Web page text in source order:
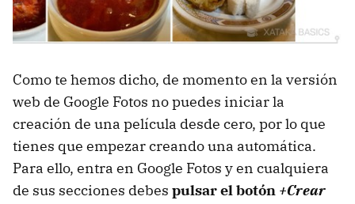
Como te hemos dicho, de momento en la versión
web de Google Fotos no puedes iniciar la
creación de una película desde cero, por lo que
tienes que empezar creando una automática.
Para ello, entra en Google Fotos y en cualquiera
de sus secciones debes pulsar el botón +Crear